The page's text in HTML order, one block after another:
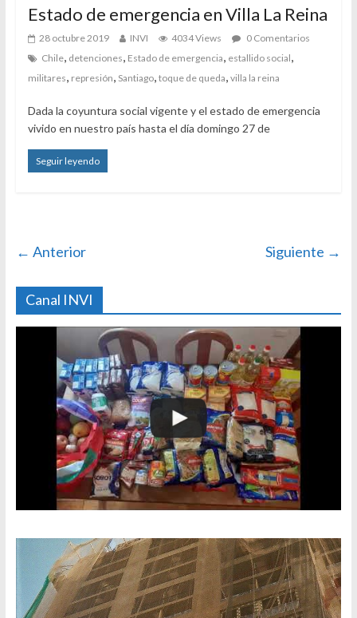
Estado de emergencia en Villa La Reina
28 octubre 2019 INVI 4034 Views
0 Comentarios
Chile, detenciones, Estado de emergencia, estallido social,
militares, represión, Santiago, toque de queda, villa la reina
Dada la coyuntura social vigente y el estado de emergencia
vivido en nuestro país hasta el día domingo 27 de
Seguir leyendo
← Anterior Siguiente →
Canal INVI